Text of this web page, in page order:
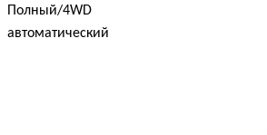
Полный/4WD
автоматический